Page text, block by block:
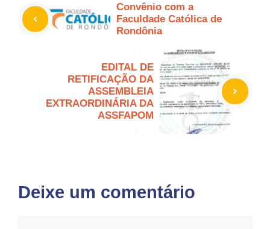
Convênio com a
Faculdade Católica de
Rondônia
EDITAL DE
RETIFICAÇÃO DA
ASSEMBLEIA
EXTRAORDINÁRIA DA
ASSFAPOM
Deixe um comentário